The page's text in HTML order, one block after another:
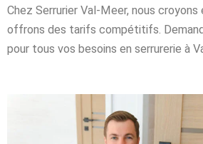
Chez Serrurier Val-Meer, nous
offrons des tarifs compétitifs.
pour tous vos besoins en serrurerie à